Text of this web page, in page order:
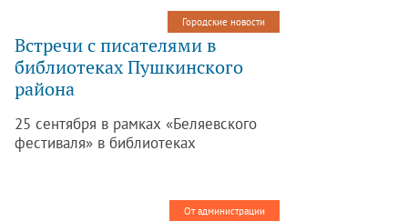
Петербурга. Пушкинский район
представляло 2 команды школы №530
и 403.
Городские новости
Встречи с писателями в
библиотеках Пушкинского
района
25 сентября в рамках «Беляевского
фестиваля» в библиотеках
От администрации